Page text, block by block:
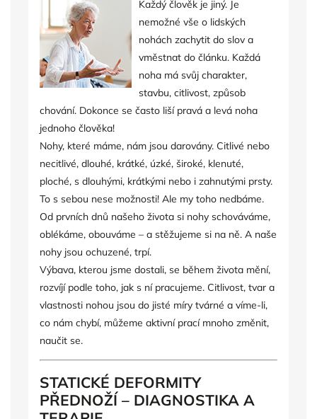
Každý člověk je jiný. Je
nemožné vše o lidských
nohách zachytit do slov a
vměstnat do článku. Každá
noha má svůj charakter,
stavbu, citlivost, způsob
chování. Dokonce se často liší pravá a levá noha
jednoho člověka!
Nohy, které máme, nám jsou darovány. Citlivé nebo
necitlivé, dlouhé, krátké, úzké, široké, klenuté,
ploché, s dlouhými, krátkými nebo i zahnutými prsty.
To s sebou nese možnosti! Ale my toho nedbáme.
Od prvních dnů našeho života si nohy schováváme,
oblékáme, obouváme – a stěžujeme si na ně. A naše
nohy jsou ochuzené, trpí.
Výbava, kterou jsme dostali, se během života mění,
rozvíjí podle toho, jak s ní pracujeme. Citlivost, tvar a
vlastnosti nohou jsou do jisté míry tvárné a víme-li,
co nám chybí, můžeme aktivní prací mnoho změnit,
naučit se.
STATICKÉ DEFORMITY
PŘEDNOŽÍ – DIAGNOSTIKA A